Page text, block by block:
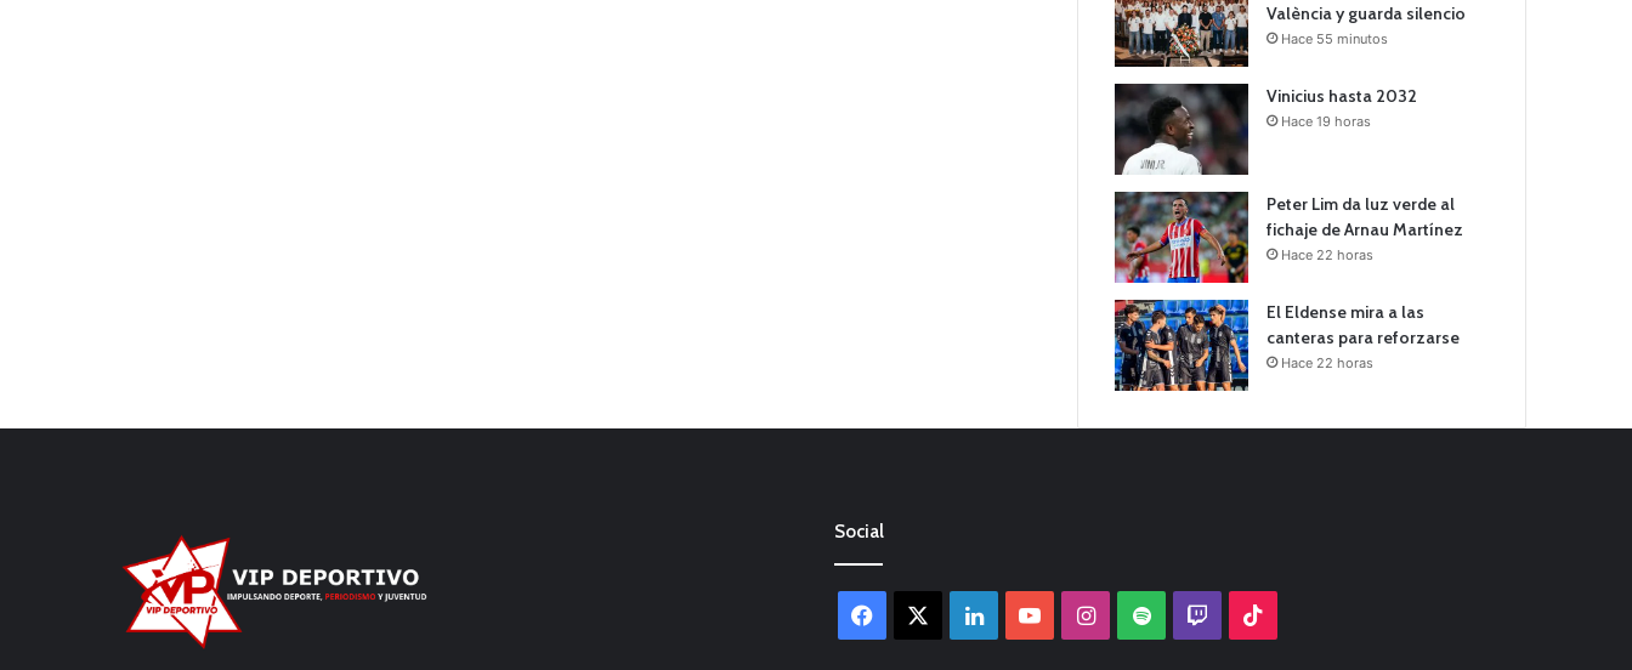
València y guarda silencio
Hace 55 minutos
Vinicius hasta 2032
Hace 19 horas
Peter Lim da luz verde al
fichaje de Arnau Martínez
Hace 22 horas
El Eldense mira a las
canteras para reforzarse
Hace 22 horas
Social
Facebook LinkedInYouTubeInstagram
Spotify Twitch